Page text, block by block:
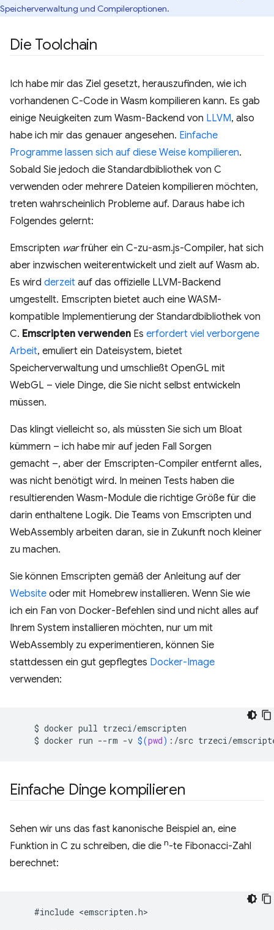
Speicherverwaltung und Compileroptionen.
Die Toolchain
Ich habe mir das Ziel gesetzt, herauszufinden, wie ich
vorhandenen C-Code in Wasm kompilieren kann. Es gab
einige Neuigkeiten zum Wasm-Backend von LLVM, also
habe ich mir das genauer angesehen. Einfache
Programme lassen sich auf diese Weise kompilieren.
Sobald Sie jedoch die Standardbibliothek von C
verwenden oder mehrere Dateien kompilieren möchten,
treten wahrscheinlich Probleme auf. Daraus habe ich
Folgendes gelernt:
Emscripten warfrüher ein C-zu-asm.js-Compiler, hat sich
aber inzwischen weiterentwickelt und zielt auf Wasm ab.
Es wird derzeit auf das offizielle LLVM-Backend
umgestellt. Emscripten bietet auch eine WASM-
kompatible Implementierung der Standardbibliothek von
C. Emscripten verwenden Es erfordert viel verborgene
Arbeit, emuliert ein Dateisystem, bietet
Speicherverwaltung und umschließt OpenGL mit
WebGL – viele Dinge, die Sie nicht selbst entwickeln
müssen.
Das klingt vielleicht so, als müssten Sie sich um Bloat
kümmern – ich habe mir auf jeden Fall Sorgen
gemacht –, aber der Emscripten-Compiler entfernt alles,
was nicht benötigt wird. In meinen Tests haben die
resultierenden Wasm-Module die richtige Größe für die
darin enthaltene Logik. Die Teams von Emscripten und
WebAssembly arbeiten daran, sie in Zukunft noch kleiner
zu machen.
Sie können Emscripten gemäß der Anleitung auf der
Website oder mit Homebrew installieren. Wenn Sie wie
ich ein Fan von Docker-Befehlen sind und nicht alles auf
Ihrem System installieren möchten, nur um mit
WebAssembly zu experimentieren, können Sie
stattdessen ein gut gepflegtes Docker-Image
verwenden:
$ docker pull
$ docker run --rm -v $(pwd) :/src trzeci/
Einfache Dinge kompilieren
Sehen wir uns das fast kanonische Beispiel an, eine
Funktion in C zu schreiben, die die n-te Fibonacci-Zahl
berechnet:
    #include <emscripten.h>